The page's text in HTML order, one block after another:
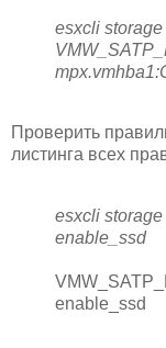
esxcli
Проверить
листинга всех
esxcli
enable_ssd